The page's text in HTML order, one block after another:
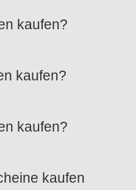
kaufen?
kaufen?
kaufen?
kaufen